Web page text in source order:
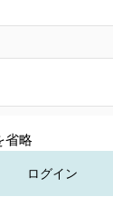
省略
ログイン